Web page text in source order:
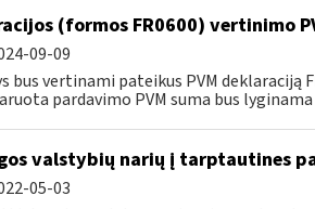
(formos FR0600) vertinimo
09-09
bus vertinami pateikus PVM
pardavimo PVM suma bus
valstybių narių į tarptautines
05-03